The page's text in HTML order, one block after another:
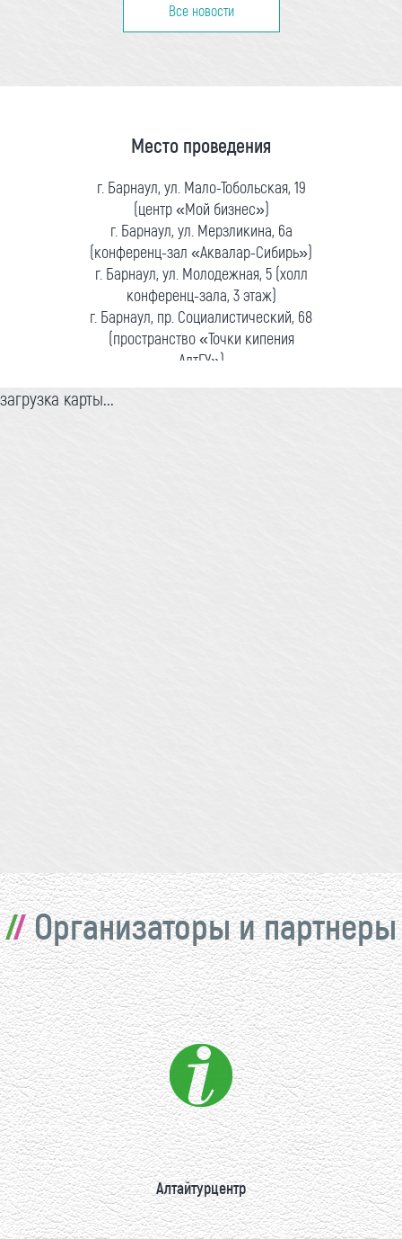
Все новости
Место проведения
г. Барнаул, ул. Мало-Тобольская, 19
(центр «Мой бизнес»)
г. Барнаул, ул. Мерзликина, 6а
(конференц-зал «Аквалар-Сибирь»)
г. Барнаул, ул. Молодежная, 5 (холл
конференц-зала, 3 этаж)
г. Барнаул, пр. Социалистический, 68
(пространство «Точки кипения
АлтГУ»)
загрузка карты...
Организаторы и партнеры
Алтайтурцентр